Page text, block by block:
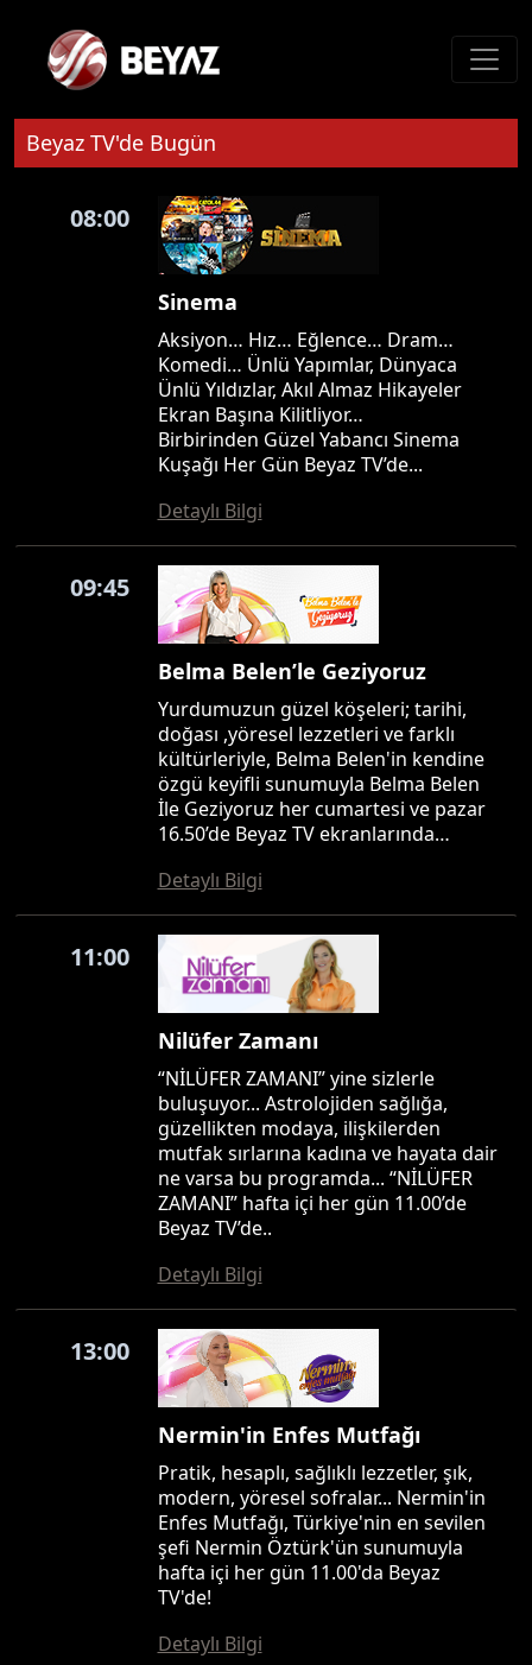
Beyaz TV'de Bugün
08:00
Sinema
Aksiyon… Hız… Eğlence… Dram…
Komedi… Ünlü Yapımlar, Dünyaca
Ünlü Yıldızlar, Akıl Almaz Hikayeler
Ekran Başına Kilitliyor…
Birbirinden Güzel Yabancı Sinema
Kuşağı Her Gün Beyaz TV’de...
Detaylı Bilgi
09:45
Belma Belen’le Geziyoruz
Yurdumuzun güzel köşeleri; tarihi,
doğası ,yöresel lezzetleri ve farklı
kültürleriyle, Belma Belen'in kendine
özgü keyifli sunumuyla Belma Belen
İle Geziyoruz her cumartesi ve pazar
16.50’de Beyaz TV ekranlarında…
Detaylı Bilgi
11:00
Nilüfer Zamanı
“NİLÜFER ZAMANI” yine sizlerle
buluşuyor... Astrolojiden sağlığa,
güzellikten modaya, ilişkilerden
mutfak sırlarına kadına ve hayata dair
ne varsa bu programda... “NİLÜFER
ZAMANI” hafta içi her gün 11.00’de
Beyaz TV’de..
Detaylı Bilgi
13:00
Nermin'in Enfes Mutfağı
Pratik, hesaplı, sağlıklı lezzetler, şık,
modern, yöresel sofralar... Nermin'in
Enfes Mutfağı, Türkiye'nin en sevilen
şefi Nermin Öztürk'ün sunumuyla
hafta içi her gün 11.00'da Beyaz
TV'de!
Detaylı Bilgi